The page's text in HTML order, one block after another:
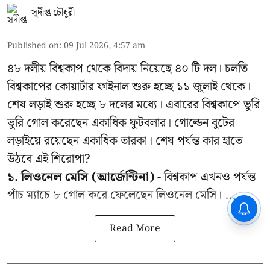
সুদীপ্ত চৌধুরী
Published on:09 Jul 2026, 4:57 am
৪৮ দলীয় বিশ্বকাপ থেকে বিদায় নিয়েছে ৪০ টি দল। চলতি
বিশ্বকাপের কোয়ার্টার ফাইনাল শুরু হচ্ছে ১১ জুলাই থেকে।
শেষ লড়াই শুরু হচ্ছে ৮ দলের মধ্যে। এবারের বিশ্বকাপে ভুরি
ভুরি গোল করেছেন একাধিক ফুটবলার। গোল্ডেন বুটের
লড়াইয়ে রয়েছেন একাধিক তারকা। শেষ পর্যন্ত কার হাতে
উঠবে এই শিরোপা?
১. লিওনেল মেসি (আর্জেন্টিনা)- বিশ্বকাপ এখনও পর্যন্ত
পাঁচ ম্যাচে ৮ গোল করে ফেলেছেন লিওনেল মেসি। ...
Read More